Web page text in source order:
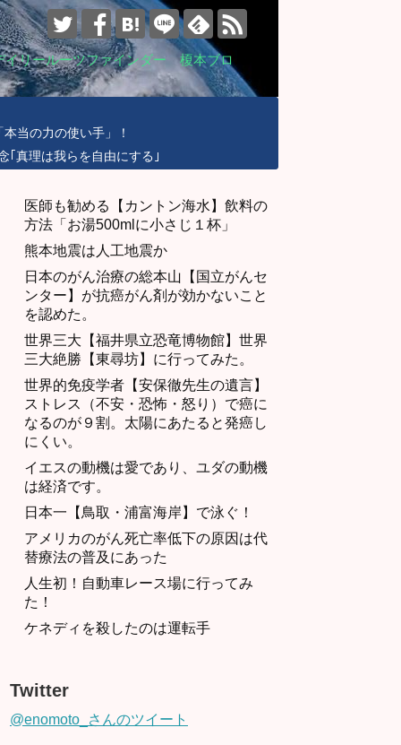
イリールーツファインダー 榎本ブロ
当の力の使い手」！
｢真理は我らを自由にする｣
医師も勧める【カントン海水】飲料の
方法「お湯500mlに小さじ１杯」
熊本地震は人工地震か
日本のがん治療の総本山【国立がんセ
ンター】が抗癌がん剤が効かないこと
を認めた。
世界三大【福井県立恐竜博物館】世界
三大絶勝【東尋坊】に行ってみた。
世界的免疫学者【安保徹先生の遺言】
ストレス（不安・恐怖・怒り）で癌に
なるのが９割。太陽にあたると発癌し
にくい。
イエスの動機は愛であり、ユダの動機
は経済です。
日本一【鳥取・浦富海岸】で泳ぐ！
アメリカのがん死亡率低下の原因は代
替療法の普及にあった
人生初！自動車レース場に行ってみ
た！
ケネディを殺したのは運転手
Twitter
@enomoto_さんのツイート